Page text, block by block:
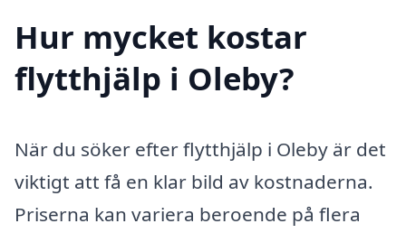
Hur mycket kostar
flytthjälp i Oleby?
När du söker efter flytthjälp i Oleby är det
viktigt att få en klar bild av kostnaderna.
Priserna kan variera beroende på flera